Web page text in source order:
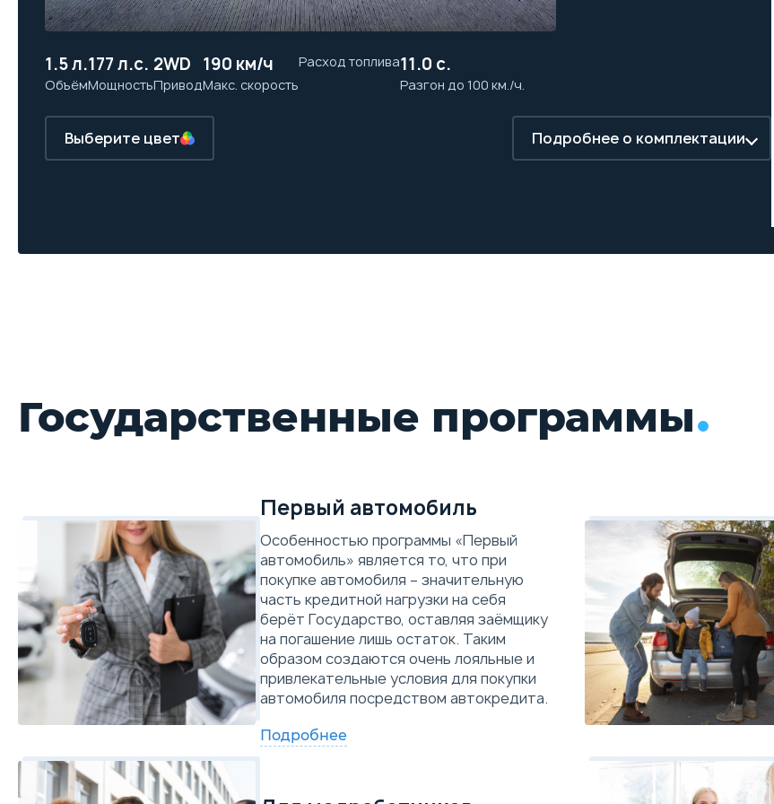
1.5 л.
Объём
177 л.с.
Мощность
2WD
Привод
190 км/ч
Макс. скорость
Расход топлива11.0 с.
Разгон до 100 км./ч.
Выберите цвет Подробнее о комплектации
Государственные программы
Первый автомобиль
Особенностью программы «Первый
автомобиль» является то, что при
покупке автомобиля – значительную
часть кредитной нагрузки на себя
берёт Государство, оставляя заёмщику
на погашение лишь остаток. Таким
образом создаются очень лояльные и
привлекательные условия для покупки
автомобиля посредством автокредита.
Подробнее